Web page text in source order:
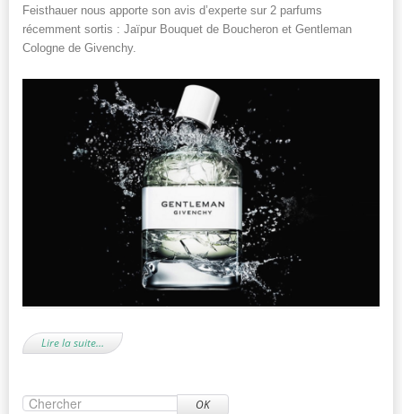
Feisthauer nous apporte son avis d’experte sur 2 parfums
récemment sortis : Jaïpur Bouquet de Boucheron et Gentleman
Cologne de Givenchy.
Lire la suite…
OK